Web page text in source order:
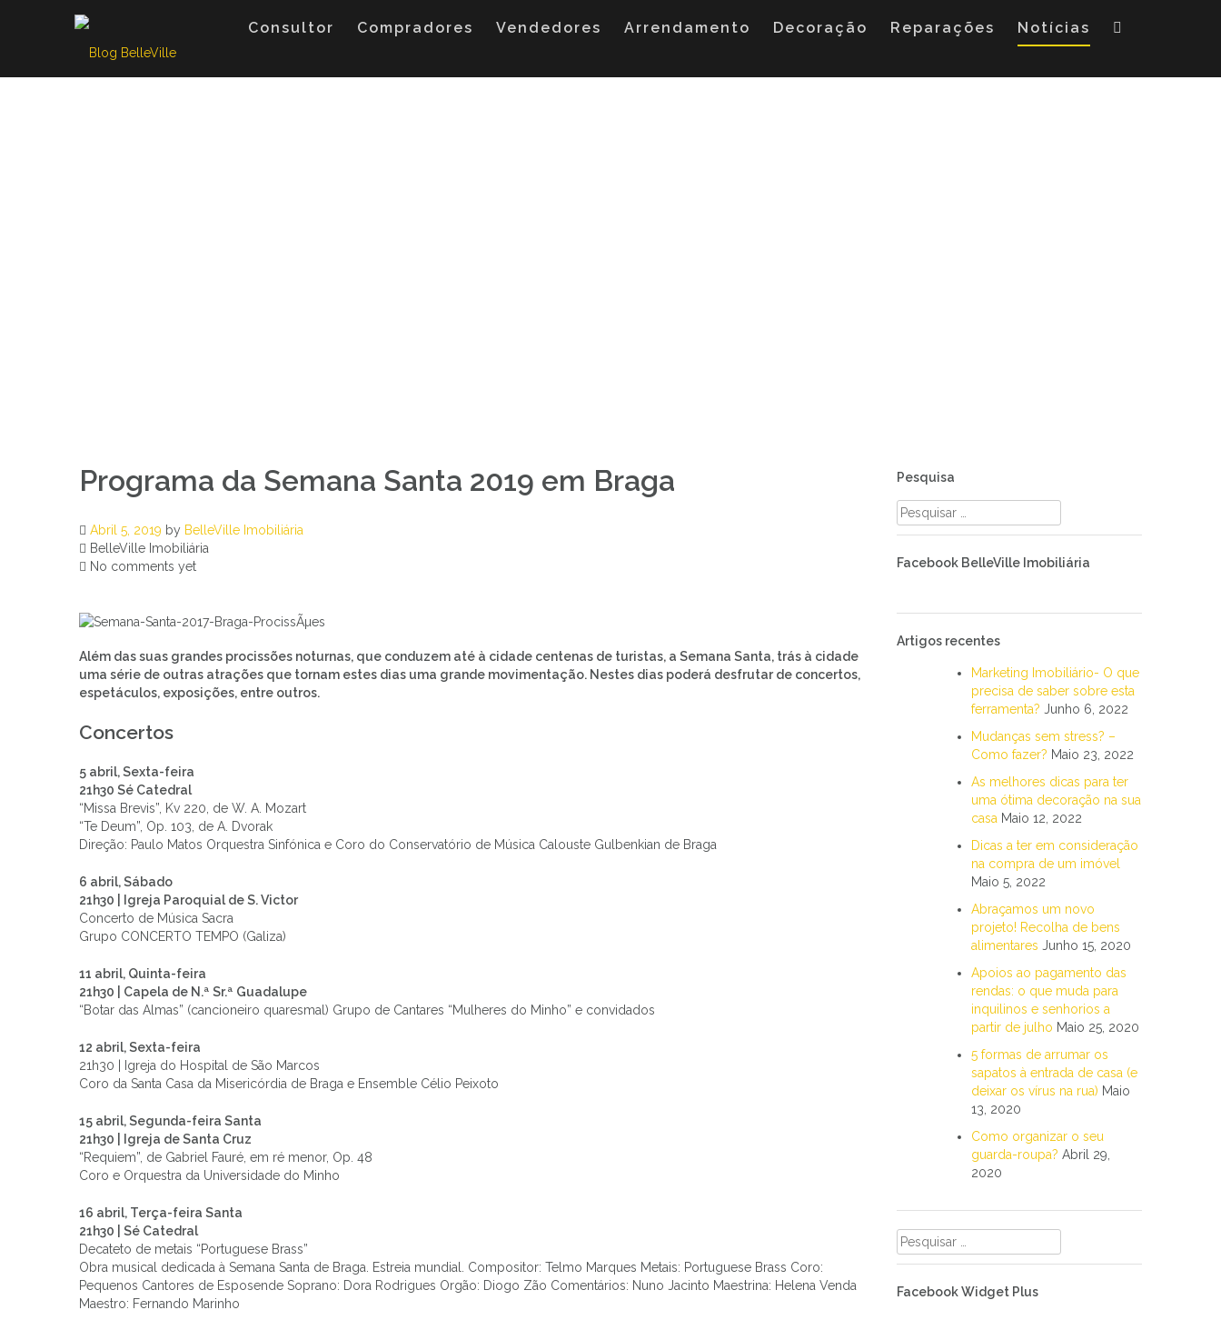
Consultor Compradores Vendedores Arrendamento Decoração Reparações Notícias
Programa da Semana Santa 2019 em Braga
Abril 5, 2019 by BelleVille Imobiliária
BelleVille Imobiliária
No comments yet
Além das suas grandes procissões noturnas, que conduzem até à cidade centenas de turistas, a Semana Santa, trás à cidade
uma série de outras atrações que tornam estes dias uma grande movimentação. Nestes dias poderá desfrutar de concertos,
espetáculos, exposições, entre outros.
Concertos
5 abril, Sexta-feira
21h30 Sé Catedral
“Missa Brevis”, Kv 220, de W. A. Mozart
“Te Deum”, Op. 103, de A. Dvorak
Direção: Paulo Matos Orquestra Sinfónica e Coro do Conservatório de Música Calouste Gulbenkian de Braga
6 abril, Sábado
21h30 | Igreja Paroquial de S. Victor
Concerto de Música Sacra
Grupo CONCERTO TEMPO (Galiza)
11 abril, Quinta-feira
21h30 | Capela de N.ª Sr.ª Guadalupe
“Botar das Almas” (cancioneiro quaresmal) Grupo de Cantares “Mulheres do Minho” e convidados
12 abril, Sexta-feira
21h30 | Igreja do Hospital de São Marcos
Coro da Santa Casa da Misericórdia de Braga e Ensemble Célio Peixoto
15 abril, Segunda-feira Santa
21h30 | Igreja de Santa Cruz
“Requiem”, de Gabriel Fauré, em ré menor, Op. 48
Coro e Orquestra da Universidade do Minho
16 abril, Terça-feira Santa
21h30 | Sé Catedral
Decateto de metais “Portuguese Brass”
Obra musical dedicada à Semana Santa de Braga. Estreia mundial. Compositor: Telmo Marques Metais: Portuguese Brass Coro:
Pequenos Cantores de Esposende Soprano: Dora Rodrigues Orgão: Diogo Zão Comentários: Nuno Jacinto Maestrina: Helena Venda
Maestro: Fernando Marinho
Pesquisa
Pesquisar
por:
Facebook BelleVille Imobiliária
Artigos recentes
Marketing Imobiliário- O que
precisa de saber sobre esta
ferramenta? Junho 6, 2022
Mudanças sem stress? –
Como fazer? Maio 23, 2022
As melhores dicas para ter
uma ótima decoração na sua
casa Maio 12, 2022
Dicas a ter em consideração
na compra de um imóvel
Maio 5, 2022
Abraçamos um novo
projeto! Recolha de bens
alimentares Junho 15, 2020
Apoios ao pagamento das
rendas: o que muda para
inquilinos e senhorios a
partir de julho Maio 25, 2020
5 formas de arrumar os
sapatos à entrada de casa (e
deixar os vírus na rua) Maio
13, 2020
Como organizar o seu
guarda-roupa? Abril 29,
2020
Pesquisar
por:
Facebook Widget Plus